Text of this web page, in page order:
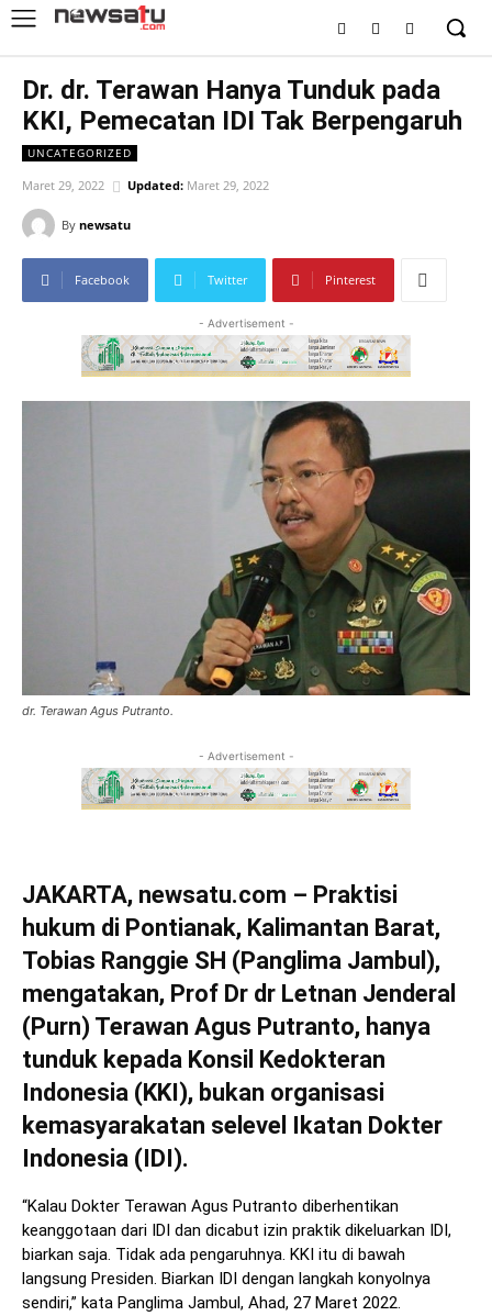
Dr. dr. Terawan Hanya Tunduk pada
KKI, Pemecatan IDI Tak Berpengaruh
UNCATEGORIZED
Maret 29, 2022 Updated: Maret 29, 2022
By newsatu
Facebook Twitter Pinterest
- Advertisement -
dr. Terawan Agus Putranto.
- Advertisement -
JAKARTA, newsatu.com – Praktisi
hukum di Pontianak, Kalimantan Barat,
Tobias Ranggie SH (Panglima Jambul),
mengatakan, Prof Dr dr Letnan Jenderal
(Purn) Terawan Agus Putranto, hanya
tunduk kepada Konsil Kedokteran
Indonesia (KKI), bukan organisasi
kemasyarakatan selevel Ikatan Dokter
Indonesia (IDI).
“Kalau Dokter Terawan Agus Putranto diberhentikan
keanggotaan dari IDI dan dicabut izin praktik dikeluarkan IDI,
biarkan saja. Tidak ada pengaruhnya. KKI itu di bawah
langsung Presiden. Biarkan IDI dengan langkah konyolnya
sendiri,” kata Panglima Jambul, Ahad, 27 Maret 2022.